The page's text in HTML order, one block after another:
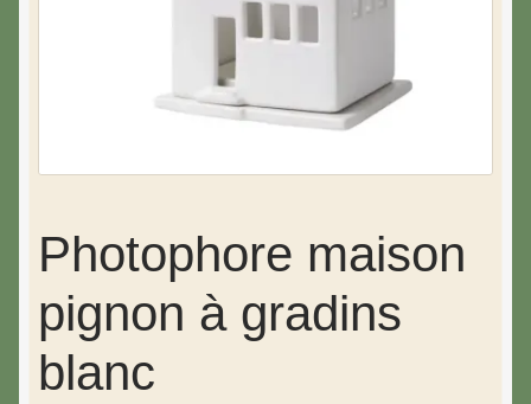
Photophore maison
pignon à gradins
blanc